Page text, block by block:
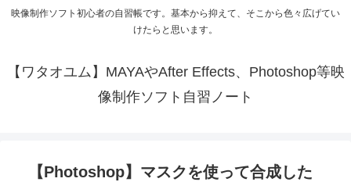
映像制作ソフト初心者の自習帳です。基本から抑えて、そこから色々広げてい
けたらと思います。
【ワタオユム】MAYAやAfter Effects、Photoshop等映
像制作ソフト自習ノート
【Photoshop】マスクを使って合成した